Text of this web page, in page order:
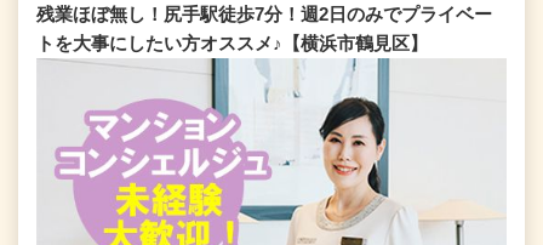
残業ほぼ無し！尻手駅徒歩7分！週2日のみでプライベー
トを大事にしたい方オススメ♪【横浜市鶴見区】